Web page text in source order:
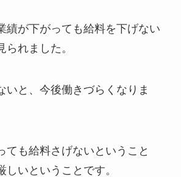
績が下がっても給料を下げない
られました。
いと、今後働きづらくなりま
ても給料さげないということ
しいということです。